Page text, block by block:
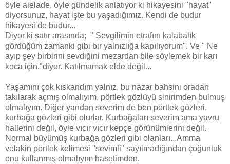
öyle alelade, öyle gündelik anlatıyor ki hikayesini "hayat"
diyorsunuz, hayat işte bu yaşadığımız. Kendi de budur
hikayesi de budur...
Diyor ki satır arasında; " Sevgilimin etrafını kalabalık
gördüğüm zamanki gibi bir yalnızlığa kapılıyorum". Ve " Ne
ayıp şey birbirini sevdiğini mezardan bile söylemek bir karı
koca için."diyor. Katılmamak elde değil...
Yaşamını çok kıskandım yalnız, bu nazar bahsini oradan
takılarak açmış olmalıyım, pörtlek gözlüyü sinirimden bulmuş
olmalıyım. Diğer yandan severim de ben pörtlek gözleri,
kurbağa gözleri gibi olurlar. Kurbağaları severim ama yavru
hallerini değil, öyle vıcır vıcır kepçe görünümlerini değil.
Normal büyümüş kurbağa gözleri gibi olanları...Amma
velakin pörtlek kelimesi "sevimli" sayılmadığından çoğunluk
onu kullanmış olmalıyım hasetimden.